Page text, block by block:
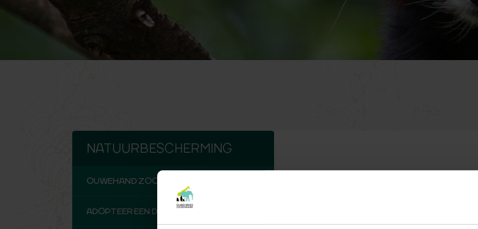
NATUURBESCHERMING
OUWEHAND ZOO FOUNDATION
ADOPTEER EEN DIER